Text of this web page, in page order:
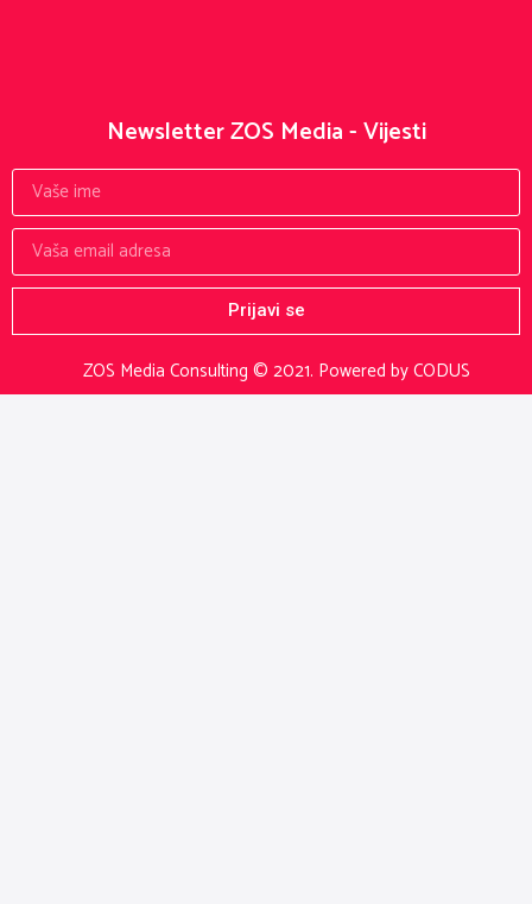
ZOS Media Consulting © 2021. Powered by CODUS
Newsletter ZOS Media - Vijesti
Prijavi se